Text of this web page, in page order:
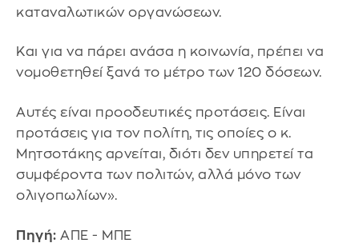
καταναλωτικών οργανώσεων.
Και για να πάρει ανάσα η κοινωνία, πρέπει να
νομοθετηθεί ξανά το μέτρο των 120 δόσεων.
Αυτές είναι προοδευτικές προτάσεις. Είναι
προτάσεις για τον πολίτη, τις οποίες ο κ.
Μητσοτάκης αρνείται, διότι δεν υπηρετεί τα
συμφέροντα των πολιτών, αλλά μόνο των
ολιγοπωλίων».
Πηγή: ΑΠΕ - ΜΠΕ